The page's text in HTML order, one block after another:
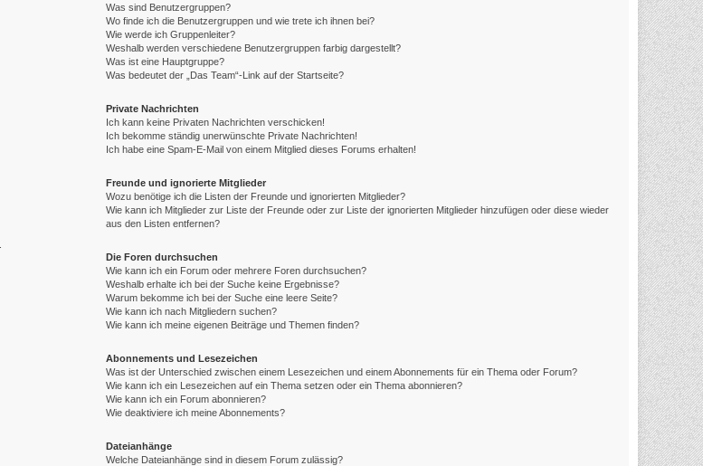
Was sind Benutzergruppen?
Wo finde ich die Benutzergruppen und wie trete ich ihnen bei?
Wie werde ich Gruppenleiter?
Weshalb werden verschiedene Benutzergruppen farbig dargestellt?
Was ist eine Hauptgruppe?
Was bedeutet der „Das Team“-Link auf der Startseite?
Private Nachrichten
Ich kann keine Privaten Nachrichten verschicken!
Ich bekomme ständig unerwünschte Private Nachrichten!
Ich habe eine Spam-E-Mail von einem Mitglied dieses Forums erhalten!
Freunde und ignorierte Mitglieder
Wozu benötige ich die Listen der Freunde und ignorierten Mitglieder?
Wie kann ich Mitglieder zur Liste der Freunde oder zur Liste der ignorierten Mitglieder hinzufügen oder diese wieder
aus den Listen entfernen?
Die Foren durchsuchen
Wie kann ich ein Forum oder mehrere Foren durchsuchen?
Weshalb erhalte ich bei der Suche keine Ergebnisse?
Warum bekomme ich bei der Suche eine leere Seite?
Wie kann ich nach Mitgliedern suchen?
Wie kann ich meine eigenen Beiträge und Themen finden?
Abonnements und Lesezeichen
Was ist der Unterschied zwischen einem Lesezeichen und einem Abonnements für ein Thema oder Forum?
Wie kann ich ein Lesezeichen auf ein Thema setzen oder ein Thema abonnieren?
Wie kann ich ein Forum abonnieren?
Wie deaktiviere ich meine Abonnements?
Dateianhänge
Welche Dateianhänge sind in diesem Forum zulässig?